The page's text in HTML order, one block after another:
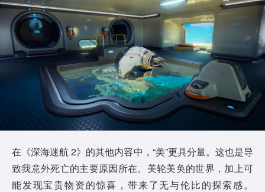
在《深海迷航 2》的其他内容中，“美”更具分量。这也是导
致我意外死亡的主要原因所在。美轮美奂的世界，加上可
能发现宝贵物资的惊喜，带来了无与伦比的探索感。